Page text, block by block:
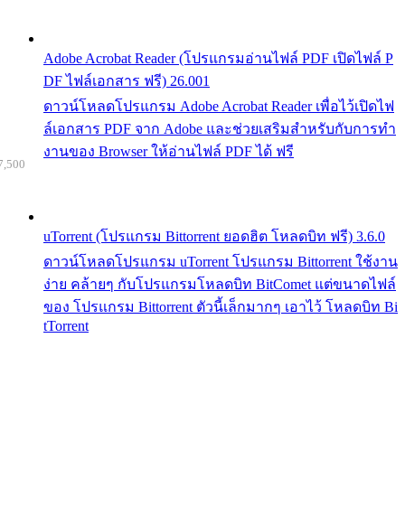
Adobe Acrobat Reader (โปรแกรมอ่านไฟล์ PDF เปิดไฟล์ P
DF ไฟล์เอกสาร ฟรี) 26.001
ดาวน์โหลดโปรแกรม Adobe Acrobat Reader เพื่อไว้เปิดไฟ
ล์เอกสาร PDF จาก Adobe และช่วยเสริมสำหรับกับการทำ
งานของ Browser ให้อ่านไฟล์ PDF ได้ ฟรี
uTorrent (โปรแกรม Bittorrent ยอดฮิต โหลดบิท ฟรี) 3.6.0
ดาวน์โหลดโปรแกรม uTorrent โปรแกรม Bittorrent ใช้งาน
ง่าย คล้ายๆ กับโปรแกรมโหลดบิท BitComet แต่ขนาดไฟล์
ของ โปรแกรม Bittorrent ตัวนี้เล็กมากๆ เอาไว้ โหลดบิท Bi
tTorrent